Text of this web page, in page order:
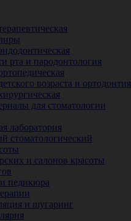
рта и пародонтология
возраста и ортодонтия
для стоматологии
лаборатория
стоматологический
и салонов красоты
педикюра
и шугаринг